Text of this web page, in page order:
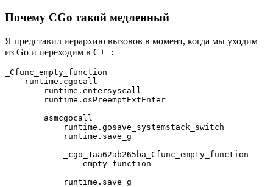
Почему CGo такой медленный
Я представил иерархию вызовов в момент, когда мы уходим
из Go и переходим в C++:
_Cfunc_empty_function
    runtime.cgocall
        runtime.entersyscall
        runtime.osPreemptExtEnter
        asmcgocall
            runtime.gosave_systemstack_switch
            runtime.save_g
            _cgo_1aa62ab265ba_Cfunc_empty_function
                empty_function
            runtime.save_g